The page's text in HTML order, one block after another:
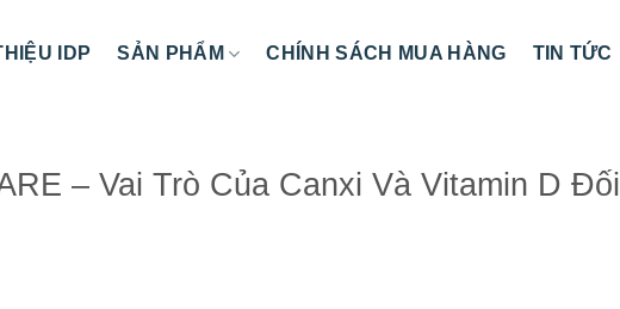
IDP SẢN PHẨM CHÍNH SÁCH MUA HÀNG TIN TỨC
– Vai Trò Của Canxi Và Vitamin D Đối